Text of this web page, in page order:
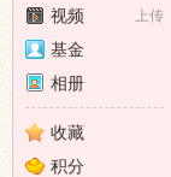
›
上传
视频
基金
相册
收藏
积分